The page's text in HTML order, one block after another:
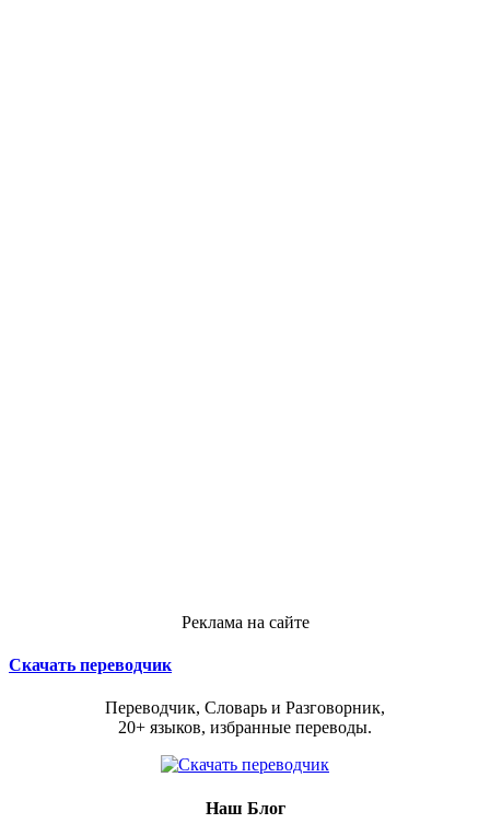
Реклама на сайте
Скачать переводчик
Переводчик, Словарь и Разговорник,
20+ языков, избранные переводы.
Наш Блог